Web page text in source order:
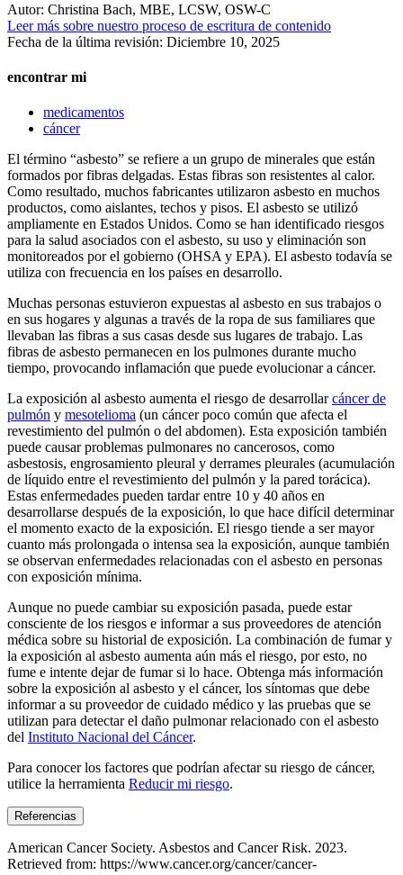
Autor: Christina Bach, MBE, LCSW, OSW-C
Leer más sobre nuestro proceso de escritura de contenido
Fecha de la última revisión: Diciembre 10, 2025
encontrar mi
medicamentos
cáncer
El término “asbesto” se refiere a un grupo de minerales que están
formados por fibras delgadas. Estas fibras son resistentes al calor.
Como resultado, muchos fabricantes utilizaron asbesto en muchos
productos, como aislantes, techos y pisos. El asbesto se utilizó
ampliamente en Estados Unidos. Como se han identificado riesgos
para la salud asociados con el asbesto, su uso y eliminación son
monitoreados por el gobierno (OHSA y EPA). El asbesto todavía se
utiliza con frecuencia en los países en desarrollo.
Muchas personas estuvieron expuestas al asbesto en sus trabajos o
en sus hogares y algunas a través de la ropa de sus familiares que
llevaban las fibras a sus casas desde sus lugares de trabajo. Las
fibras de asbesto permanecen en los pulmones durante mucho
tiempo, provocando inflamación que puede evolucionar a cáncer.
La exposición al asbesto aumenta el riesgo de desarrollarcáncer de
pulmón y mesotelioma (un cáncer poco común que afecta el
revestimiento del pulmón o del abdomen). Esta exposición también
puede causar problemas pulmonares no cancerosos, como
asbestosis, engrosamiento pleural y derrames pleurales (acumulación
de líquido entre el revestimiento del pulmón y la pared torácica).
Estas enfermedades pueden tardar entre 10 y 40 años en
desarrollarse después de la exposición, lo que hace difícil determinar
el momento exacto de la exposición. El riesgo tiende a ser mayor
cuanto más prolongada o intensa sea la exposición, aunque también
se observan enfermedades relacionadas con el asbesto en personas
con exposición mínima.
Aunque no puede cambiar su exposición pasada, puede estar
consciente de los riesgos e informar a sus proveedores de atención
médica sobre su historial de exposición. La combinación de fumar y
la exposición al asbesto aumenta aún más el riesgo, por esto, no
fume e intente dejar de fumar si lo hace. Obtenga más información
sobre la exposición al asbesto y el cáncer, los síntomas que debe
informar a su proveedor de cuidado médico y las pruebas que se
utilizan para detectar el daño pulmonar relacionado con el asbesto
del Instituto Nacional del Cáncer.
Para conocer los factores que podrían afectar su riesgo de cáncer,
utilice la herramienta Reducir mi riesgo.
Referencias
American Cancer Society. Asbestos and Cancer Risk. 2023.
Retrieved from: https://www.cancer.org/cancer/cancer-